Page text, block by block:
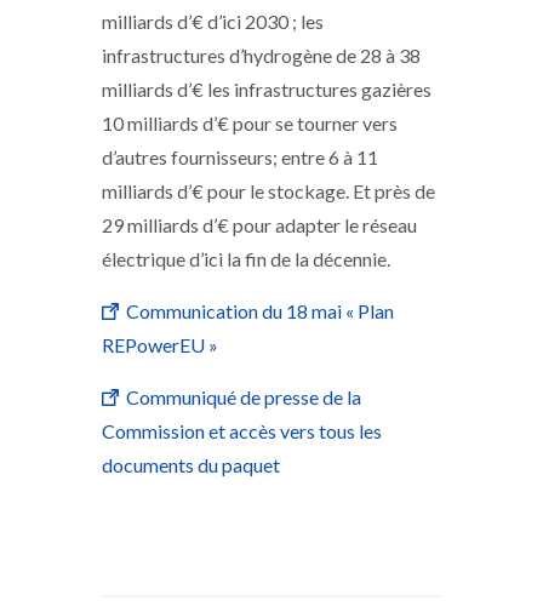
milliards d’€ d’ici 2030 ; les
infrastructures d’hydrogène de 28 à 38
milliards d’€ les infrastructures gazières
10 milliards d’€ pour se tourner vers
d’autres fournisseurs; entre 6 à 11
milliards d’€ pour le stockage. Et près de
29 milliards d’€ pour adapter le réseau
électrique d’ici la fin de la décennie.
Communication du 18 mai « Plan
REPowerEU »
Communiqué de presse de la
Commission et accès vers tous les
documents du paquet